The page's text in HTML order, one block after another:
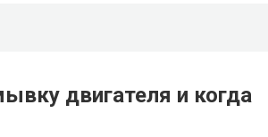
двигателя и когда